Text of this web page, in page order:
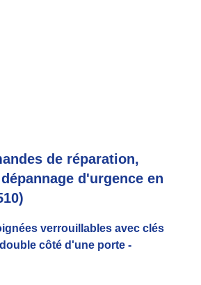
de réparation,
d'urgence en
verrouillables avec clés
côté d'une porte -